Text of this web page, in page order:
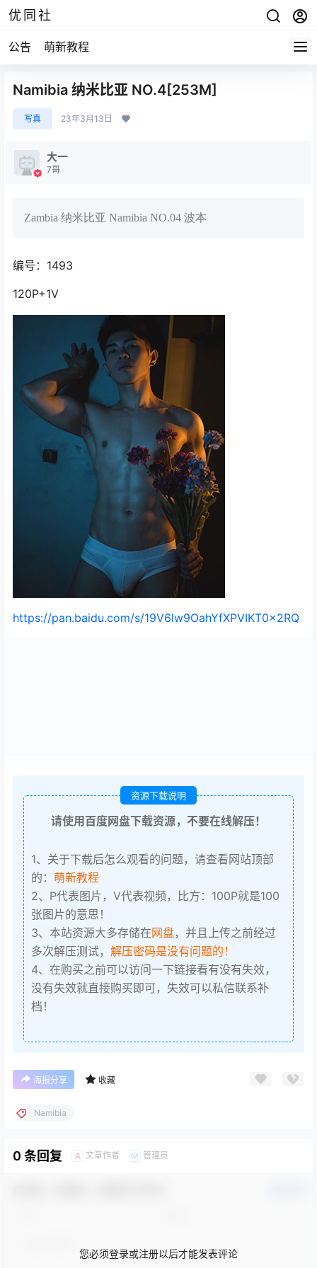
优同社
公告 萌新教程
Namibia 纳米比亚 NO.4[253M]
写真 23年3月13日
大一
7哥
Zambia 纳米比亚 Namibia NO.04 波本
编号：1493
120P+1V
https://pan.baidu.com/s/19V6lw9OahYfXPVIKT0x2RQ
资源下载说明
请使用百度网盘下载资源，不要在线解压！
1、关于下载后怎么观看的问题，请查看网站顶部
的： 萌新教程
2、P代表图片，V代表视频，比方：100P就是100
张图片的意思！
3、本站资源大多存储在网盘，并且上传之前经过
多次解压测试， 解压密码是没有问题的！
4、在购买之前可以访问一下链接看有没有失效，
没有失效就直接购买即可，失效可以私信联系补
档！
海报分享 收藏
Namibia
0 条回复 A 文章作者 M 管理员
您必须登录或注册以后才能发表评论